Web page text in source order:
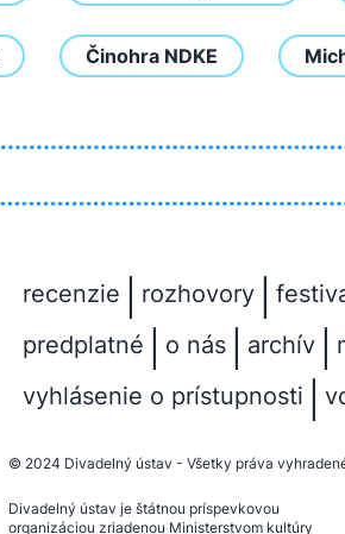
Činohra NDKE
recenzie rozhovory
predplatné
o nás archív
vyhlásenie o prístupnosti
© 2024 Divadelný ústav - Všetky práva
Divadelný ústav je štátnou príspevkovou
organizáciou zriadenou Ministerstvom kultúry